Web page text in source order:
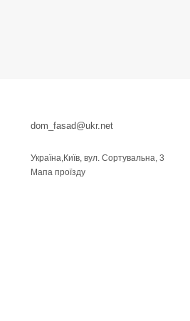
dom_fasad@ukr.net
Україна,Київ, вул. Сортувальна, 3
Мапа проїзду